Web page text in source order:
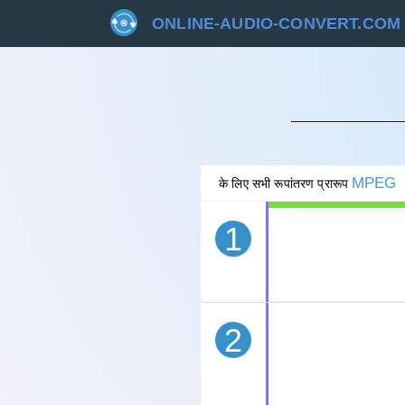
ONLINE-AUDIO-CONVERT.COM
के लिए सभी रूपांतरण प्रारूप MPEG
1
रद्द
2